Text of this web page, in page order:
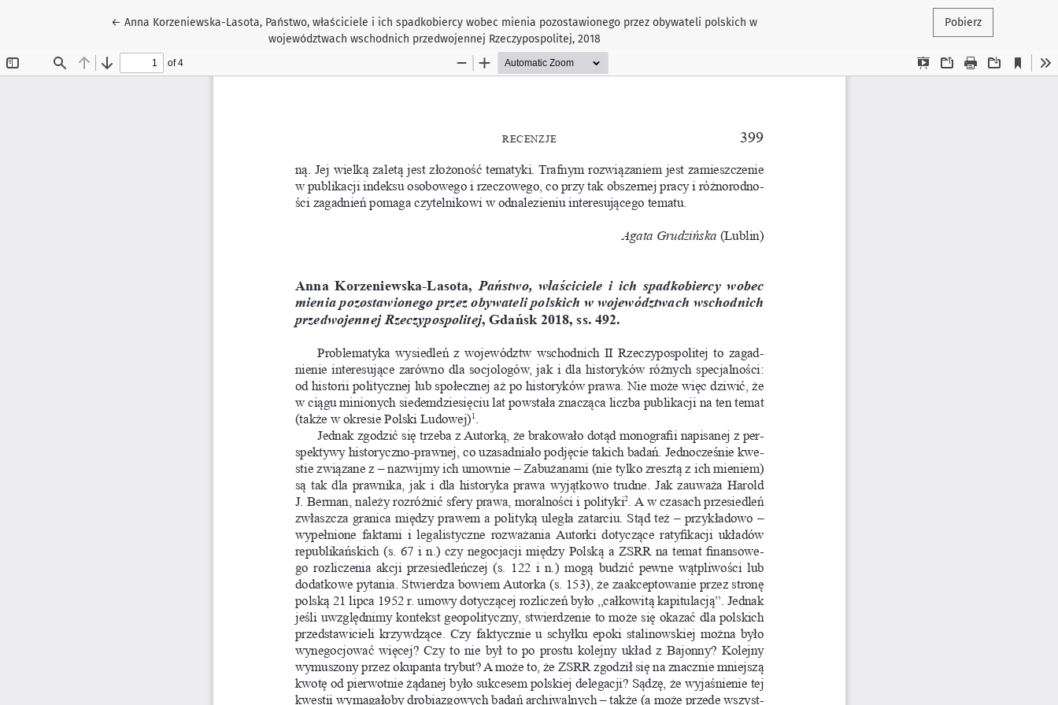
←Wróć do szczegółów artykułu
Anna Korzeniewska-Lasota, Państwo, właściciele i ich spadkobiercy wobec mienia pozostawionego przez obywateli polskich w
województwach wschodnich przedwojennej Rzeczypospolitej, 2018
Pobierz